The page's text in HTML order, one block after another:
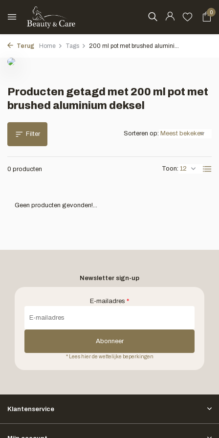
0
Terug Home Tags 200 ml pot met brushed alumini...
Producten getagd met 200 ml pot met
brushed aluminium deksel
Filter
0 producten Toon:
Sorteren op:
Geen producten gevonden!...
Newsletter sign-up
E-mailadres *
Abonneer
* Lees hier de wettelijke beperkingen
Klantenservice